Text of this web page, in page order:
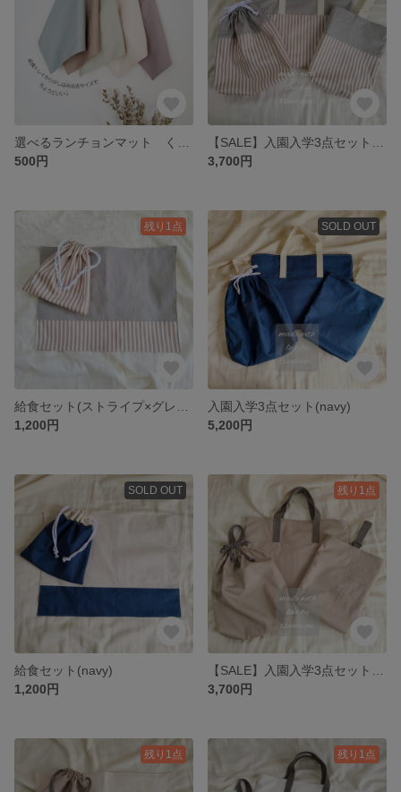
500円
3,700円
残り1点
1,200円
SOLD OUT
入園入学3点セット(navy)
5,200円
SOLD OUT
給食セット(navy)
1,200円
残り1点
3,700円
残り1点 残り1点